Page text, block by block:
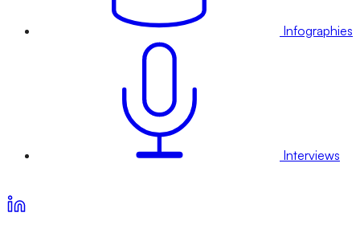
Infographies
Interviews